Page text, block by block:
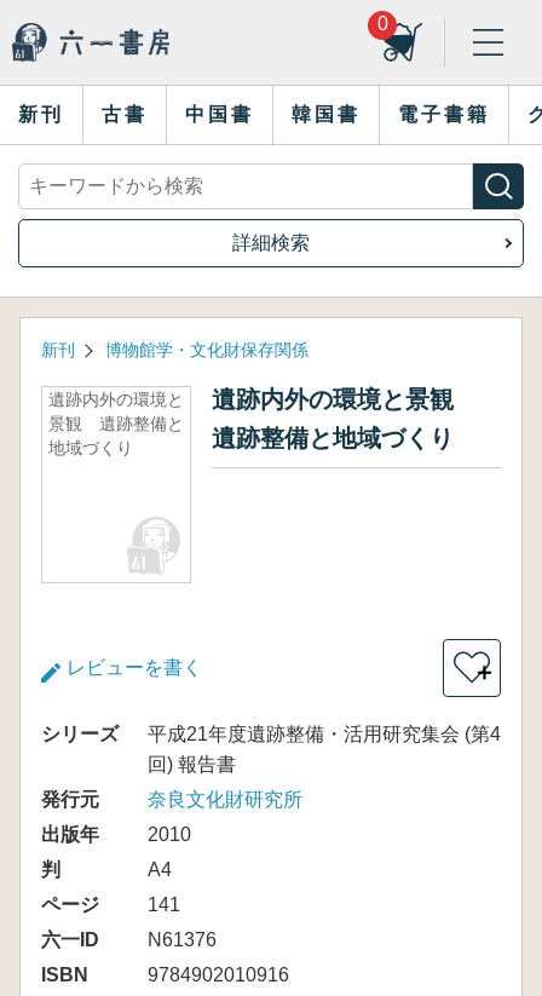
0
新刊 古書 中国書 韓国書 電子書籍
詳細検索
新刊 博物館学・文化財保存関係
遺跡内外の環境と
景観 遺跡整備と
地域づくり
遺跡内外の環境と景観
遺跡整備と地域づくり
レビューを書く ＋
シリーズ
平成21年度遺跡整備・活用研究集会 (第4
回) 報告書
発行元
奈良文化財研究所
出版年
2010
判
A4
ページ
141
六一ID
N61376
ISBN
9784902010916